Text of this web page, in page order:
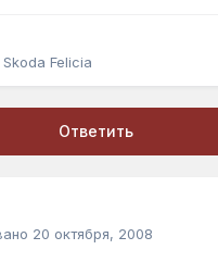
Skoda Felicia
Ответить
20 октября, 2008